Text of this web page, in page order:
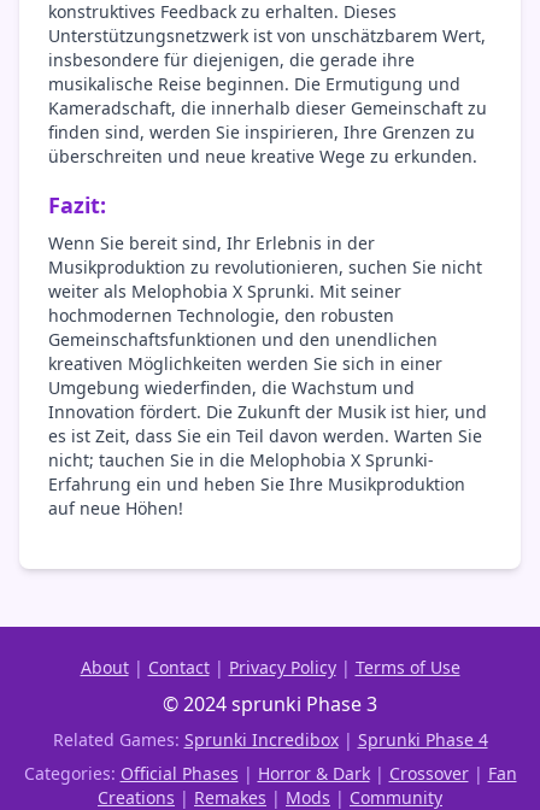
konstruktives Feedback zu erhalten. Dieses
Unterstützungsnetzwerk ist von unschätzbarem Wert,
insbesondere für diejenigen, die gerade ihre
musikalische Reise beginnen. Die Ermutigung und
Kameradschaft, die innerhalb dieser Gemeinschaft zu
finden sind, werden Sie inspirieren, Ihre Grenzen zu
überschreiten und neue kreative Wege zu erkunden.
Fazit:
Wenn Sie bereit sind, Ihr Erlebnis in der
Musikproduktion zu revolutionieren, suchen Sie nicht
weiter als Melophobia X Sprunki. Mit seiner
hochmodernen Technologie, den robusten
Gemeinschaftsfunktionen und den unendlichen
kreativen Möglichkeiten werden Sie sich in einer
Umgebung wiederfinden, die Wachstum und
Innovation fördert. Die Zukunft der Musik ist hier, und
es ist Zeit, dass Sie ein Teil davon werden. Warten Sie
nicht; tauchen Sie in die Melophobia X Sprunki-
Erfahrung ein und heben Sie Ihre Musikproduktion
auf neue Höhen!
About| Contact| Privacy Policy| Terms of Use
© 2024 sprunki Phase 3
Related Games: Sprunki Incredibox| Sprunki Phase 4
Categories: Official Phases | Horror & Dark| Crossover| Fan
Creations | Remakes | Mods | Community